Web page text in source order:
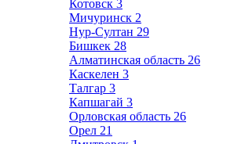
Котовск 3
Мичуринск 2
Нур-Султан 29
Бишкек 28
Алматинская область 26
Каскелен 3
Талгар 3
Капшагай 3
Орловская область 26
Орел 21